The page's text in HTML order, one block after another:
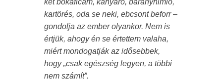
két bokaficam, kanyaró, bárányhimlő,
kartörés, oda se neki, ebcsont beforr –
gondolja az ember olyankor. Nem is
értjük, ahogy én se értettem valaha,
miért mondogatják az idősebbek,
hogy „csak egészség legyen, a többi
nem számít”.